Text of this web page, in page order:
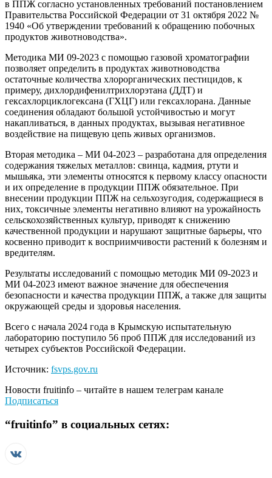
в ППЖ согласно установленных требований постановлением
Правительства Российской Федерации от 31 октября 2022 №
1940 «Об утверждении требований к обращению побочных
продуктов животноводства».
Методика МИ 09-2023 с помощью газовой хроматографии
позволяет определить в продуктах животноводства
остаточные количества хлорорганических пестицидов, к
примеру, дихлордифенилтрихлорэтана (ДДТ) и
гексахлорциклогексана (ГХЦГ) или гексахлорана. Данные
соединения обладают большой устойчивостью и могут
накапливаться, в данных продуктах, вызывая негативное
воздействие на пищевую цепь живых организмов.
Вторая методика – МИ 04-2023 – разработана для определения
содержания тяжелых металлов: свинца, кадмия, ртути и
мышьяка, эти элементы относятся к первому классу опасности
и их определение в продукции ППЖ обязательное. При
внесении продукции ППЖ на сельхозугодия, содержащиеся в
них, токсичные элементы негативно влияют на урожайность
сельскохозяйственных культур, приводят к снижению
качественной продукции и нарушают защитные барьеры, что
косвенно приводит к восприимчивости растений к болезням и
вредителям.
Результаты исследований с помощью методик МИ 09-2023 и
МИ 04-2023 имеют важное значение для обеспечения
безопасности и качества продукции ППЖ, а также для защиты
окружающей среды и здоровья населения.
Всего с начала 2024 года в Крымскую испытательную
лабораторию поступило 56 проб ППЖ для исследований из
четырех субъектов Российской Федерации.
Источник: fsvps.gov.ru
Новости fruitinfo – читайте в нашем телеграм канале
Подписаться
“fruitinfo” в социальных сетях: